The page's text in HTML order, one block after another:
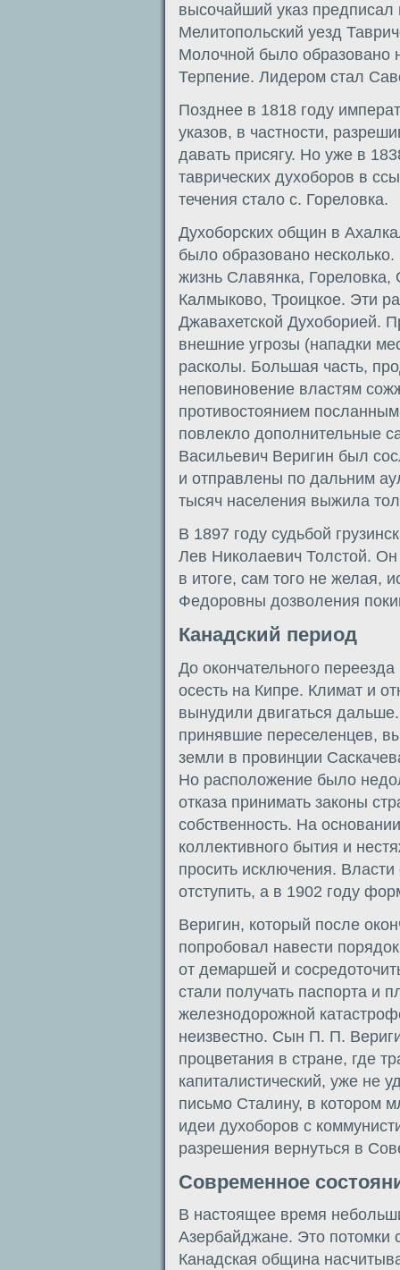
высочайший указ
Мелитопольский уезд
Молочной было образовано
Терпение. Лидером стал
Позднее в 1818 году
указов, в частности,
давать присягу. Но уже в
таврических духоборов в
течения стало с. Гореловка.
Духоборских общин в
было образовано
жизнь Славянка,
Калмыково, Троицкое. Эти
Джавахетской Духоборией.
внешние угрозы (нападки
расколы. Большая часть,
неповиновение властям
противостоянием
повлекло дополнительные
Васильевич Веригин был
и отправлены по дальним
тысяч населения выжила
В 1897 году судьбой
Лев Николаевич Толстой.
в итоге, сам того не желая,
Федоровны дозволения
Канадский период
До окончательного
осесть на Кипре. Климат и
вынудили двигаться
принявшие переселенцев,
земли в провинции
Но расположение было
отказа принимать законы
собственность. На
коллективного бытия и
просить исключения.
отступить, а в 1902 году
Веригин, который после
попробовал навести
от демаршей и
стали получать паспорта и
железнодорожной
неизвестно. Сын П. П.
процветания в стране, где
капиталистический, уже не
письмо Сталину, в котором
идеи духоборов с
разрешения вернуться в
Современное
В настоящее время
Азербайджане. Это потомки
Канадская община